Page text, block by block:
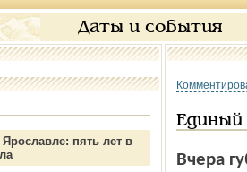
Даты и события
пять лет в
Единый
Вчера